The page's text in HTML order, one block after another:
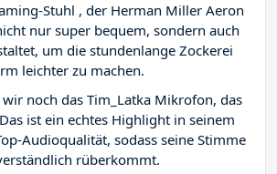
Stuhl , der Herman Miller Aeron
nur super bequem, sondern auch
um die stundenlange Zockerei
leichter zu machen.
noch das Tim_Latka Mikrofon, das
ist ein echtes Highlight in seinem
Audioqualität, sodass seine Stimme
rüberkommt.